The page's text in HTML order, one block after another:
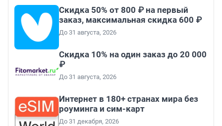
Скидка 50% от 800 ₽ на первый
заказ, максимальная скидка 600 ₽
До 31 августа, 2026
Скидка 10% на один заказ до 20 000
₽
До 31 августа, 2026
Интернет в 180+ странах мира без
роуминга и сим-карт
До 31 декабря, 2026